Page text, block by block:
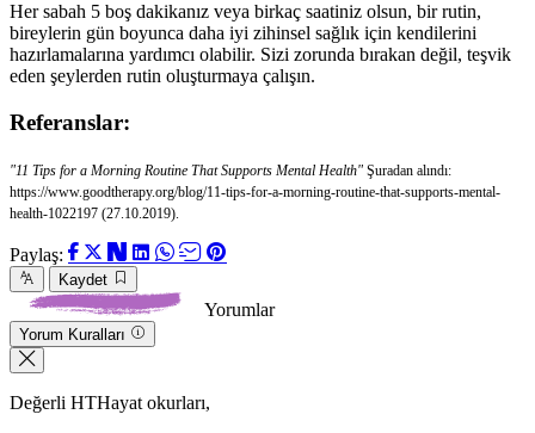
Her sabah 5 boş dakikanız veya birkaç saatiniz olsun, bir rutin,
bireylerin gün boyunca daha iyi zihinsel sağlık için kendilerini
hazırlamalarına yardımcı olabilir. Sizi zorunda bırakan değil, teşvik
eden şeylerden rutin oluşturmaya çalışın.
Referanslar:
"11 Tips for a Morning Routine That Supports Mental Health" Şuradan alındı:
https://www.goodtherapy.org/blog/11-tips-for-a-morning-routine-that-supports-mental-
health-1022197 (27.10.2019).
Paylaş:
Kaydet
Yorumlar
Yorum Kuralları
Değerli HTHayat okurları,